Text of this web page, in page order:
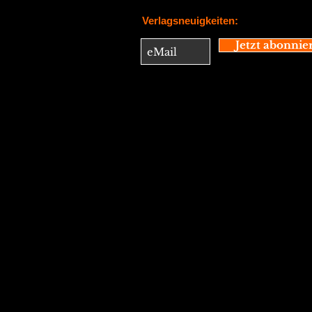
Verlagsneuigkeiten:
Jetzt